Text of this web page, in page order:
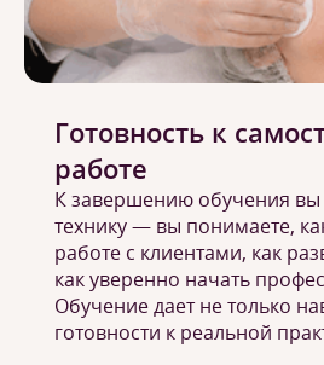
Готовность к
работе
К завершению обучения вы
технику — вы понимаете,
работе с клиентами, как
как уверенно начать
Обучение дает не только
готовности к реальной